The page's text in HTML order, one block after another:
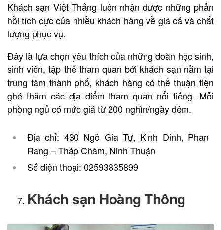
Khách sạn Việt Thắng luôn nhận được những phản
hồi tích cực của nhiều khách hàng về giá cả và chất
lượng phục vụ.
Đây là lựa chọn yêu thích của những đoàn học sinh,
sinh viên, tập thể tham quan bởi khách sạn nằm tại
trung tâm thành phố, khách hàng có thể thuận tiện
ghé thăm các địa điểm tham quan nổi tiếng. Mỗi
phòng ngủ có mức giá từ 200 nghìn/ngày đêm.
Địa chỉ: 430 Ngô Gia Tự, Kinh Dinh, Phan
Rang – Tháp Chàm, Ninh Thuận
Số điện thoại: 02593835899
Khách sạn Hoàng Thông